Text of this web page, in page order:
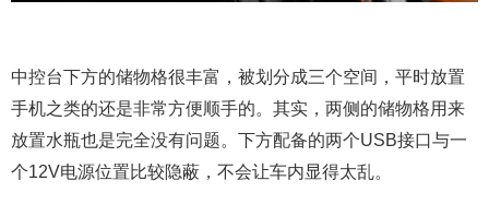
中控台下方的储物格很丰富，被划分成三个空间，平时放置
手机之类的还是非常方便顺手的。其实，两侧的储物格用来
放置水瓶也是完全没有问题。下方配备的两个USB接口与一
个12V电源位置比较隐蔽，不会让车内显得太乱。